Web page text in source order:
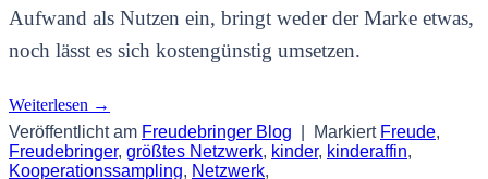
Aufwand als Nutzen ein, bringt weder der Marke etwas,
noch lässt es sich kostengünstig umsetzen.
Weiterlesen →
Veröffentlicht am Freudebringer Blog Markiert Freude,
Freudebringer, größtes Netzwerk, kinder, kinderaffin,
Kooperationssampling, Netzwerk,